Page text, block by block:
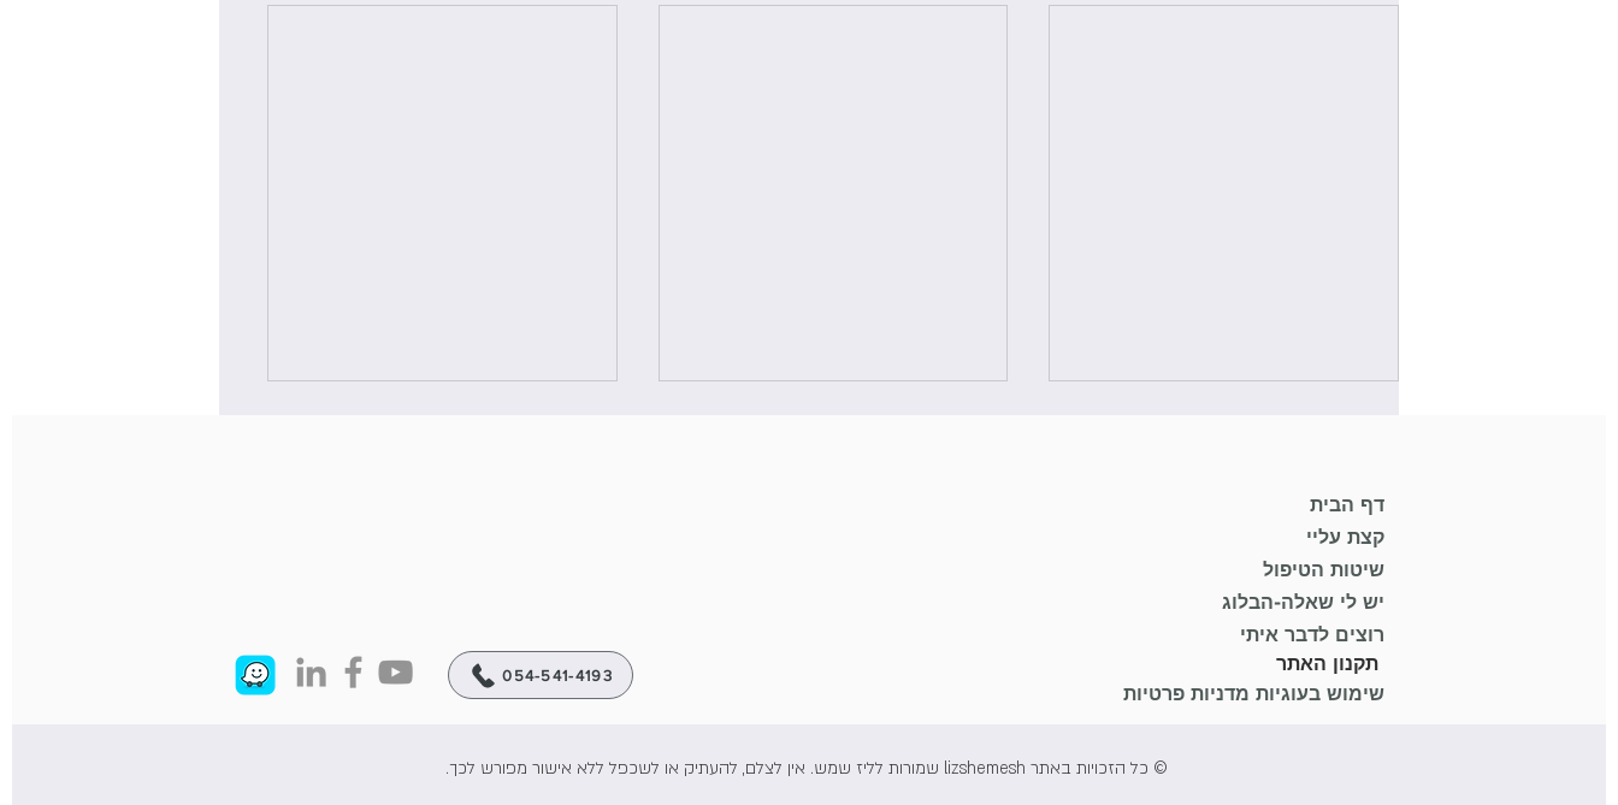
איך להפחית סטרס באופן טבעי?
הגיע הזמן לעזרה מקצועית...
תסמיני חרדה ומדד עוררות גופנית
(L.S-10)
comment-box.placeholder
דף הבית
קצת עליי
שיטות הטיפול
יש לי שאלה-הבלוג
רוצים לדבר איתי
054-541-4193
שימוש בעוגיות מדניות פרטיות
© כל הזכויות באתר lizshemesh שמורות לליז שמש. אין לצלם, להעתיק או לשכפל ללא אישור מפורש לכך.